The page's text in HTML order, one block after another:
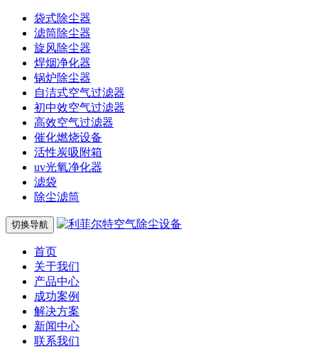
袋式除尘器
滤筒除尘器
旋风除尘器
焊烟净化器
锅炉除尘器
自洁式空气过滤器
初中效空气过滤器
高效空气过滤器
催化燃烧设备
活性炭吸附箱
uv光氧净化器
滤袋
除尘滤筒
切换导航
首页
关于我们
产品中心
成功案例
解决方案
新闻中心
联系我们